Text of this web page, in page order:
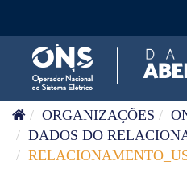
ORGANIZAÇÕES
DADOS DO